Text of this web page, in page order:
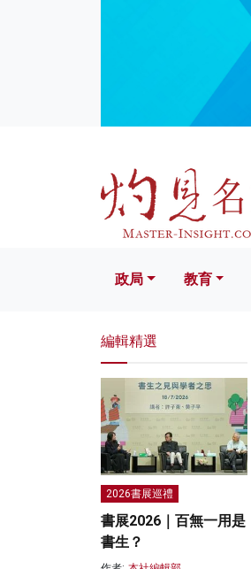
文化
政局 教育
編輯精選
2026書展巡禮
書展2026｜百無一用是
書生？